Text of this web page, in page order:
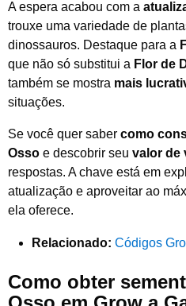
A espera acabou com a
trouxe uma variedade de
dinossauros. Destaque para a
que não só substitui a Flor de
também se mostra mais
situações.
Se você quer saber como
Osso e descobrir seu valor de
respostas. A chave está em
atualização e aproveitar ao
ela oferece.
Relacionado: Códigos
Como obter